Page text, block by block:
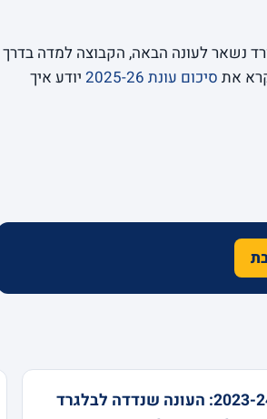
נשאר לעונה הבאה, הקבוצה למדה בדרך
את סיכום עונת 2025-26
יודע איך
עונת 2023-24: העונה שנדדה לבלגרד